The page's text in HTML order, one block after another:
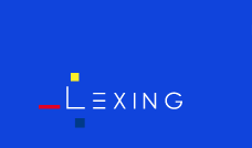
contenu